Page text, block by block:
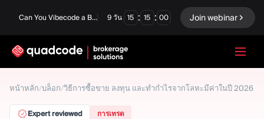
Can You Vibecode a Brokerage Platform? 9 วัน 15 : 14 : 59 Join webinar
หน้าหลัก/บล็อก/วิธีการซื้อขาย ลงทุน และทำกำไรจากโลหะมีค่าในปี 2026
Expert reviewed การเทรด
LANGUAGE
ภาษาไทย